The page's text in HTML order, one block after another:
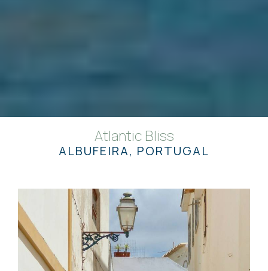
Atlantic Bliss
ALBUFEIRA, PORTUGAL